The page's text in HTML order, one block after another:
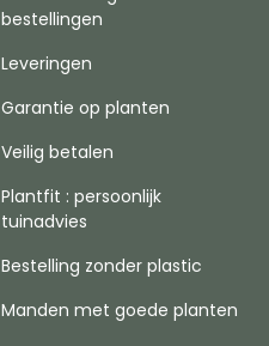
bestellingen
Leveringen
Garantie op planten
Veilig betalen
Plantfit : persoonlijk
tuinadvies
Bestelling zonder plastic
Manden met goede planten